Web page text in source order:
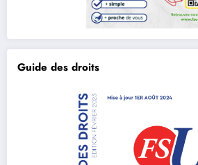
Guide des droits